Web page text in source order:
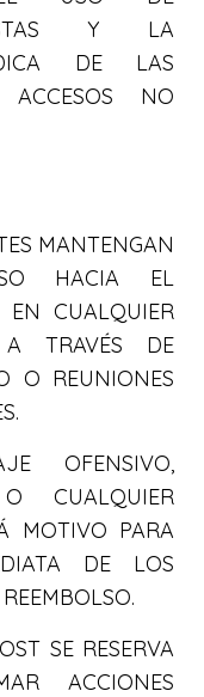
Y LA
DE LAS
NO
MANTENGAN
HACIA EL
EN CUALQUIER
A TRAVÉS DE
O REUNIONES
OFENSIVO,
CUALQUIER
MOTIVO PARA
DE LOS
SE RESERVA
ACCIONES